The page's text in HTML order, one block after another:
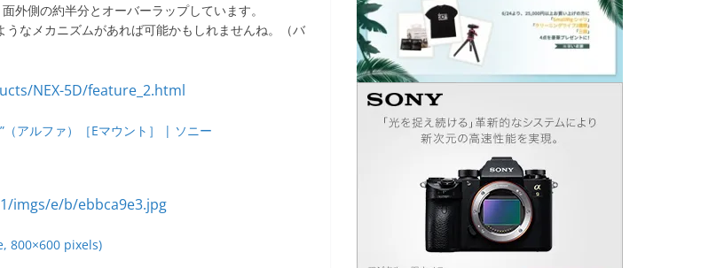
外側の約半分とオーバーラップしています。
なメカニズムがあれば可能かもしれませんね。（バ
アルファ）［Eマウント］ | ソニー
800×600 pixels)